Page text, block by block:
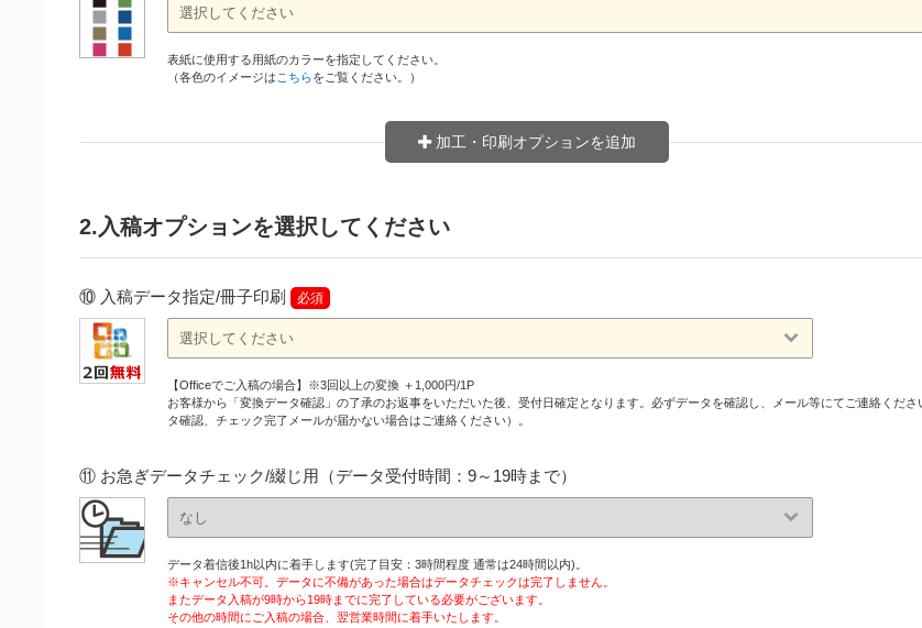
表紙に使用する用紙のカラーを指定してください。
（各色のイメージは こちらをご覧ください。）
加工・印刷オプションを追加
2.入稿オプションを選択してください
⑩ 入稿データ指定/冊子印刷 必須
【Officeでご入稿の場合】※3回以上の変換 ＋1,000円/1P
お客様から「変換データ確認」の了承のお返事をいただいた後、受付日確定となります。必ずデータを確認し、メール等にてご連絡くださ
タ確認、チェック完了メールが届かない場合はご連絡ください）。
⑪ お急ぎデータチェック/綴じ用（データ受付時間：9～19時まで）
データ着信後1h以内に着手します(完了目安：3時間程度 通常は24時間以内)。
※キャンセル不可。データに不備があった場合はデータチェックは完了しません。
またデータ入稿が9時から19時までに完了している必要がございます。
その他の時間にご入稿の場合、翌営業時間に着手いたします。